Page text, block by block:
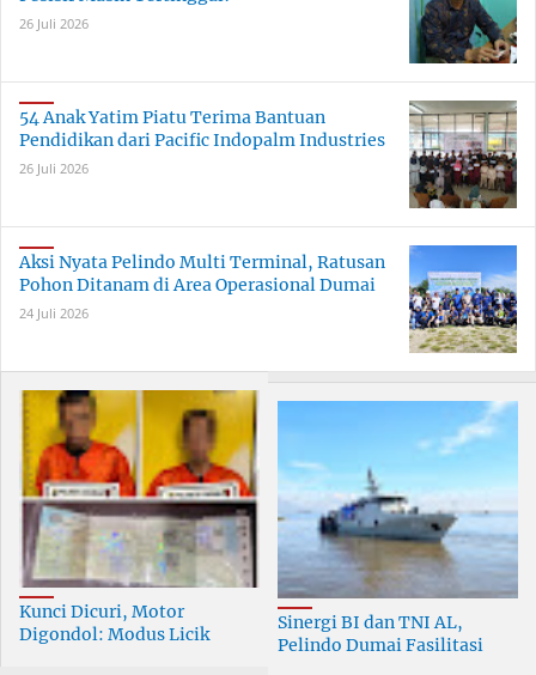
26 Juli 2026
54 Anak Yatim Piatu Terima Bantuan
Pendidikan dari Pacific Indopalm Industries
26 Juli 2026
Aksi Nyata Pelindo Multi Terminal, Ratusan
Pohon Ditanam di Area Operasional Dumai
24 Juli 2026
Kunci Dicuri, Motor
Digondol: Modus Licik
Sinergi BI dan TNI AL,
Pelindo Dumai Fasilitasi